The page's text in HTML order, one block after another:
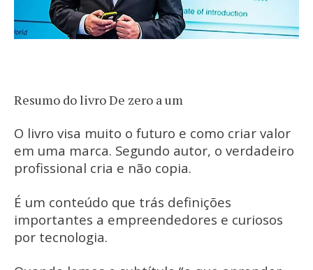
Resumo do livro De zero a um
O livro visa muito o futuro e como criar valor
em uma marca. Segundo autor, o verdadeiro
profissional cria e não copia.
É um conteúdo que trás definições
importantes a empreendedores e curiosos
por tecnologia.